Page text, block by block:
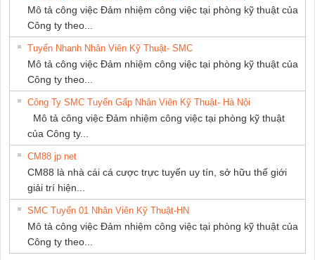
Mô tả công việc Đảm nhiệm công việc tại phòng kỹ thuật của
Công ty theo...
Tuyển Nhanh Nhân Viên Kỹ Thuật- SMC
Mô tả công việc Đảm nhiệm công việc tại phòng kỹ thuật của
Công ty theo...
Công Ty SMC Tuyển Gấp Nhân Viên Kỹ Thuật- Hà Nội
Mô tả công việc Đảm nhiệm công việc tại phòng kỹ thuật
của Công ty...
CM88 jp net
CM88 là nhà cái cá cược trực tuyến uy tín, sở hữu thế giới
giải trí hiện...
SMC Tuyển 01 Nhân Viên Kỹ Thuật-HN
Mô tả công việc Đảm nhiệm công việc tại phòng kỹ thuật của
Công ty theo...